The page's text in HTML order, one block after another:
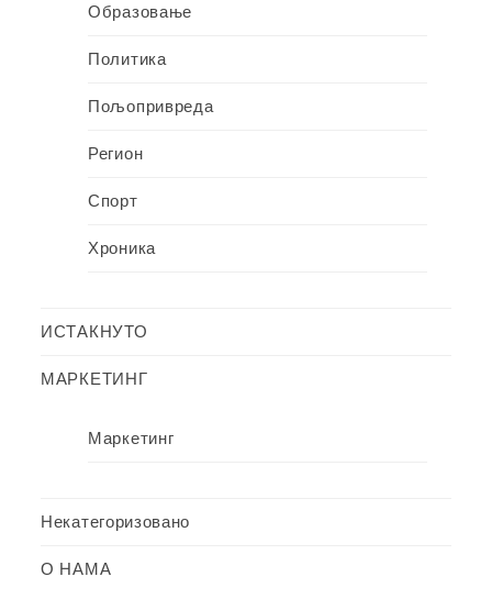
Образовање
Политика
Пољопривреда
Регион
Спорт
Хроника
ИСТАКНУТО
МАРКЕТИНГ
Маркетинг
Некатегоризовано
О НАМА